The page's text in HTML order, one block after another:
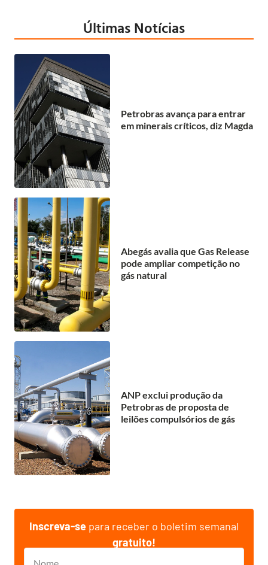
Últimas Notícias
Petrobras avança para entrar
em minerais críticos, diz Magda
Abegás avalia que Gas Release
pode ampliar competição no
gás natural
ANP exclui produção da
Petrobras de proposta de
leilões compulsórios de gás
Inscreva-se para receber o boletim semanal
gratuito!